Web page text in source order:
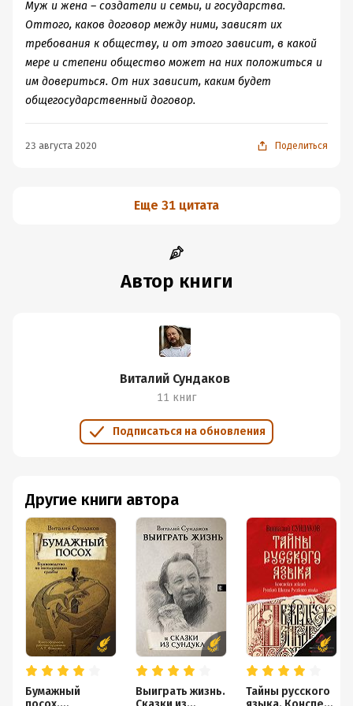
Муж и жена – создатели и семьи, и государства.
Оттого, каков договор между ними, зависят их
требования к обществу, и от этого зависит, в какой
мере и степени общество может на них положиться и
им довериться. От них зависит, каким будет
общегосударственный договор.
23 августа 2020 Поделиться
Еще 31 цитата
Автор книги
Виталий Сундаков
11 книг
Подписаться на обновления
Другие книги автора
Бумажный
Выиграть жизнь.
Тайны русского